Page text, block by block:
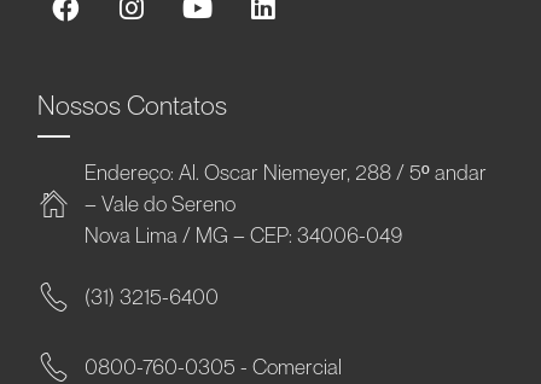
Nossos Contatos
Endereço: Al. Oscar Niemeyer, 288 / 5º andar
– Vale do Sereno
Nova Lima / MG – CEP: 34006-049
(31) 3215-6400
0800-760-0305 - Comercial